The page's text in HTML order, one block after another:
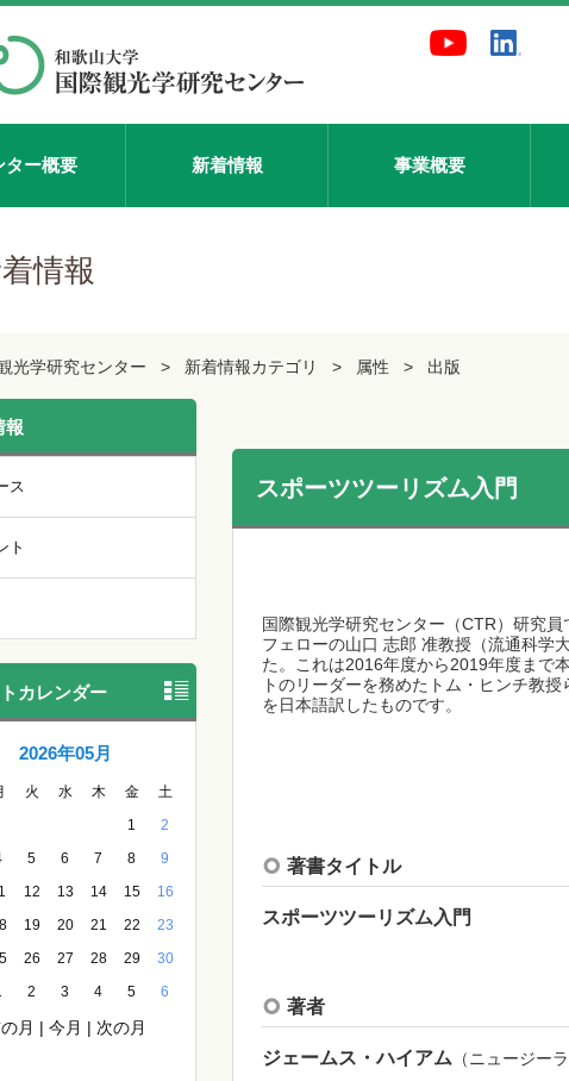
ター概要 新着情報 事業概要
情報
光学研究センター 新着情報カテゴリ 属性 出版
スポーツツーリズム入門
国際観光学研究センター（CTR）研究
フェローの山口 志郎 准教授（流通科学
た。これは2016年度から2019年度まで
トのリーダーを務めたトム・ヒンチ教
を日本語訳したものです。
著書タイトル
スポーツツーリズム入門
著者
ジェームス・ハイアム （ニュージー
報
ス
ト
カレンダー
2026年05月
火 水 木 金
土
1
2
5 6 7 8
9
12 13 14 15
16
19 20 21 22
23
26 27 28 29
30
2 3 4 5 6
月 | 今月 | 次の月